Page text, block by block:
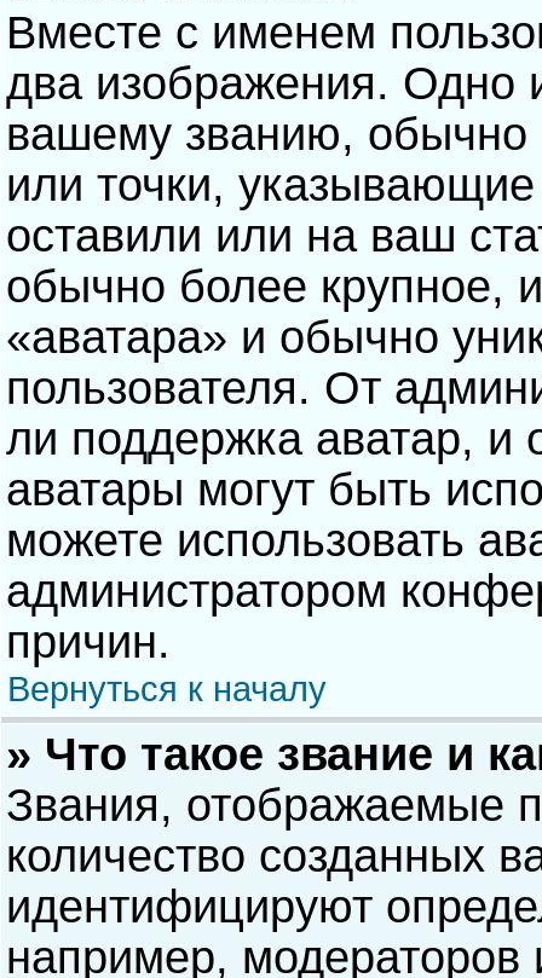
Вместе с именем
два изображения. Одно
вашему званию, обычно
или точки,
оставили или на ваш
обычно более крупное,
«аватара» и обычно
пользователя. От
ли поддержка аватар, и
аватары могут быть
можете использовать
администратором
причин.
Вернуться к началу
» Что такое звание и
Звания, отображаемые
количество созданных
идентифицируют
например,